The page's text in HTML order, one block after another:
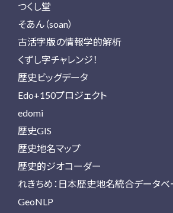
つくし堂
そあん（soan）
古活字版の情報学的解析
くずし字チャレンジ！
歴史ビッグデータ
Edo+150プロジェクト
edomi
歴史GIS
歴史地名マップ
歴史的ジオコーダー
れきちめ：日本歴史地名統合データベ
GeoNLP